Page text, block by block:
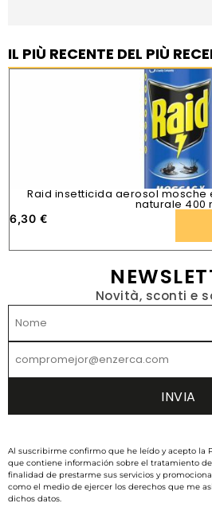
IL PIÙ RECENTE DEL PIÙ
Raid insetticida aerosol mosche
naturale 400
6,30 €
Novità, sconti e
Al suscribirme confirmo que he leído y acepto la
que contiene información sobre el tratamiento
finalidad de prestarme sus servicios y
como el medio de ejercer los derechos que me
dichos datos.